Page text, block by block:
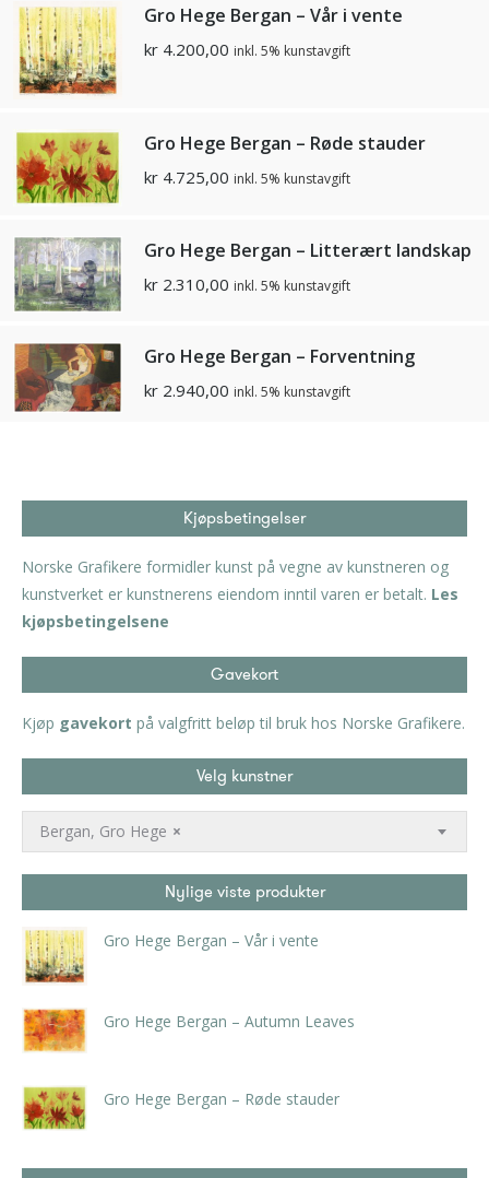
Gro Hege Bergan – Vår i vente
kr 4.200,00 inkl. 5% kunstavgift
Gro Hege Bergan – Røde stauder
kr 4.725,00 inkl. 5% kunstavgift
Gro Hege Bergan – Litterært landskap
kr 2.310,00 inkl. 5% kunstavgift
Gro Hege Bergan – Forventning
kr 2.940,00 inkl. 5% kunstavgift
Kjøpsbetingelser
Norske Grafikere formidler kunst på vegne av kunstneren og
kunstverket er kunstnerens eiendom inntil varen er betalt. Les
kjøpsbetingelsene
Gavekort
Kjøp gavekort på valgfritt beløp til bruk hos Norske Grafikere.
Velg kunstner
×
Bergan, Gro Hege
Nylige viste produkter
Gro Hege Bergan – Vår i vente
Gro Hege Bergan – Autumn Leaves
Gro Hege Bergan – Røde stauder